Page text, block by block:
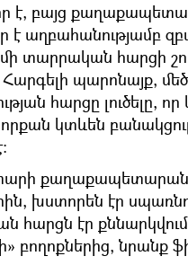
է, բայց
աղբահանությամբ
տարրական հարցի
Հարգելի պարոնայք,
հարցը լուծելը,
կտևեն
քաղաքապետարանը
խստորեն էր
հարցն էր
բողոքներից, նրանք